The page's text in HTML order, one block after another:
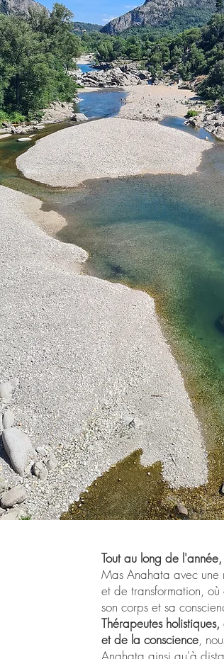
Tout au long de l'année,
Mas Anahata avec une
et de transformation,
son corps et sa
Thérapeutes
et de la conscience,